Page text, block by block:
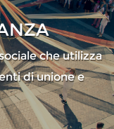
che utilizza
di unione e